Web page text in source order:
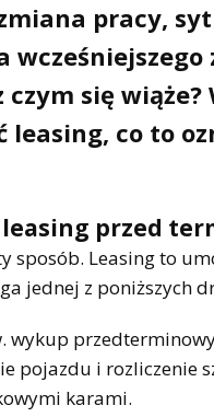
pracy,
czym się
leasing, co to
leasing przed
sposób. Leasing to
jednej z poniższych
wykup
pojazdu i rozliczenie
karami.